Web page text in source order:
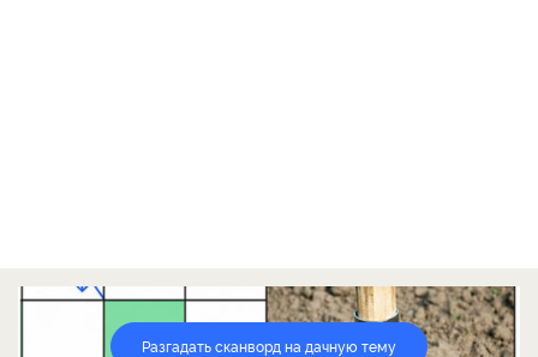
Разгадать сканворд на дачную тему